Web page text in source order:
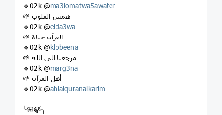
🔹02k @ma3lomatwa5awater
🌱 همس القلوب
🔹02k @elda3wa
🌱 القرآن حياة
🔹02k @klobeena
🌱 مرجعنا الى الله
🔹02k @marg3na
🌱 أهل القرآن
🔹02k @ahlalquranalkarim
╰🌸🍃╮